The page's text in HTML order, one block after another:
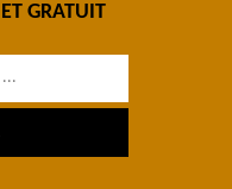
GRATUIT